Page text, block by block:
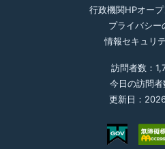
行政機関HPオー
プライバシー
情報セキュリ
訪問者数：
今日の訪問者
更新日：